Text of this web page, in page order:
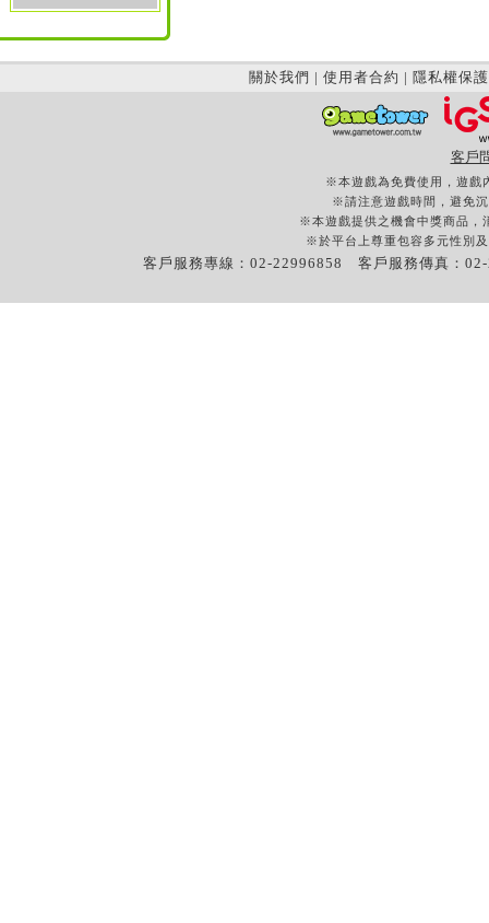
關於我們 | 使用者合約 | 隱私權保護
客戶
※本遊戲為免費使用，遊戲
※請注意遊戲時間，避免
※本遊戲提供之機會中獎商品，
※於平台上尊重包容多元性別
客戶服務專線：02-22996858 客戶服務傳真：